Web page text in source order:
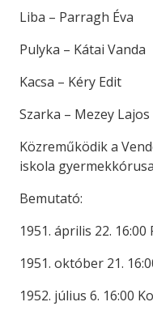
Liba – Parragh Éva
Pulyka – Kátai Vanda
Kacsa – Kéry Edit
Szarka – Mezey Lajos
Közreműködik a
iskola
Bemutató:
1951. április 22.
1951. október 21.
1952. július 6. 16:00